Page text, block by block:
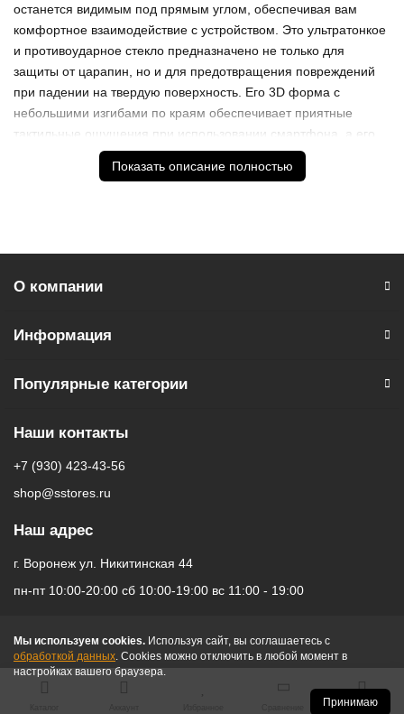
останется видимым под прямым углом, обеспечивая вам
комфортное взаимодействие с устройством. Это ультратонкое
и противоударное стекло предназначено не только для
защиты от царапин, но и для предотвращения повреждений
при падении на твердую поверхность. Его 3D форма с
небольшими изгибами по краям обеспечивает приятные
тактильные ощущения при использовании смартфона, а его
толщина всего 0,3 мм делает его практически незаметным на
экране. С тонкой черной рамкой по периметру, это защитное
доступный каждому. В комплекте с ним вы найдете все
необходимые аксессуары для быстрой и удобной установки, а
и грязи, высококачественной спиртовой салфеткой для
пыли, этот комплект обеспечит полную защиту вашего iPhone ,
плотного материала гарантирует, что ваше стекло прибудет к
защитой вашего устройства сразу после его установки.
Показать описание полностью
Мы используем cookies. Используя сайт, вы соглашаетесь с
обработкой данных. Cookies можно отключить в любой момент в
настройках вашего браузера.
Принимаю
О компании
Информация
Популярные категории
Наши контакты
+7 (930) 423-43-56
shop@sstores.ru
Наш адрес
г. Воронеж ул. Никитинская 44
пн-пт 10:00-20:00 сб 10:00-19:00 вс 11:00 - 19:00
Корзина